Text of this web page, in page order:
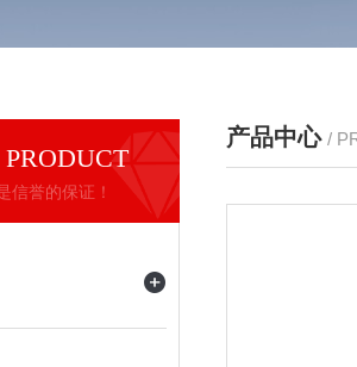
PRODUCT
信誉的保证！
产品中心 /